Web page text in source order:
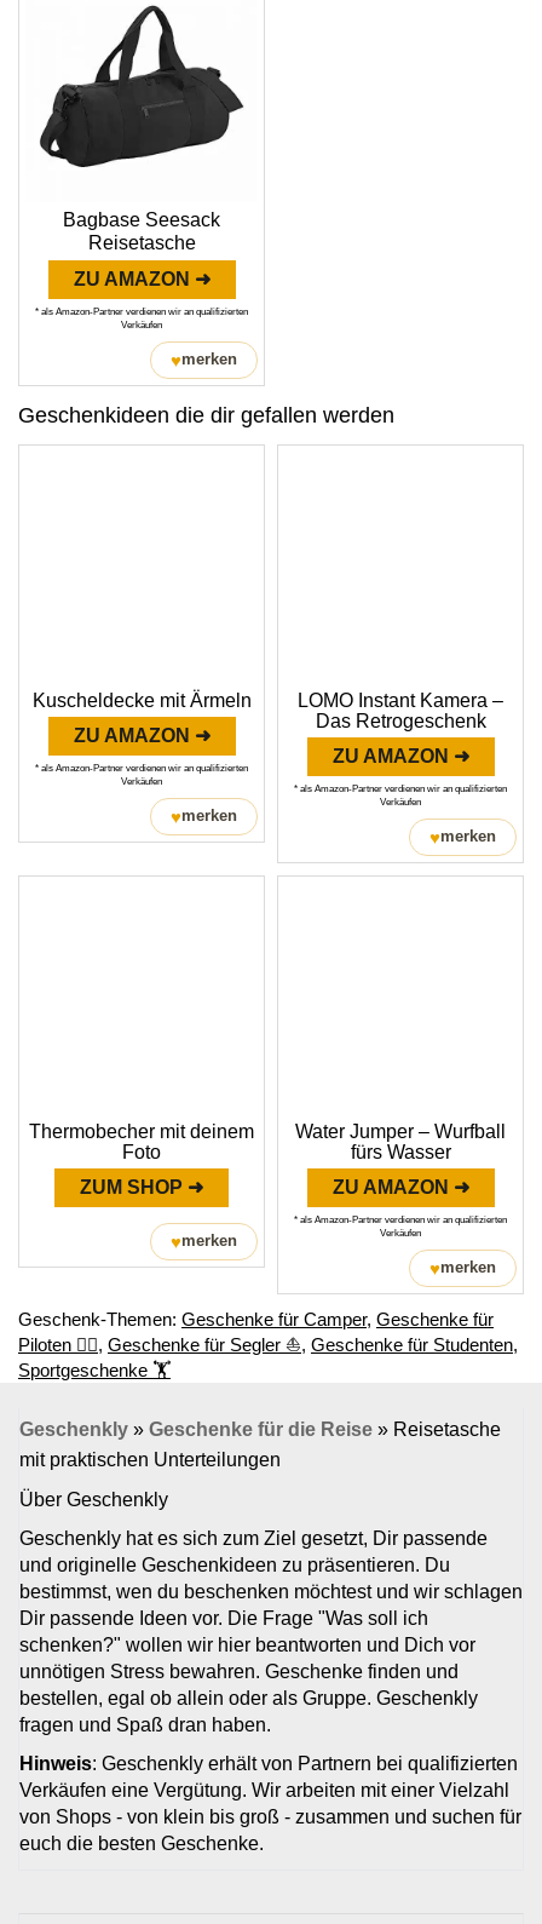
Bagbase Seesack
Reisetasche
ZU AMAZON ➜
* als Amazon-Partner verdienen wir an qualifizierten
Verkäufen
♥merken
Geschenkideen die dir gefallen werden
Kuscheldecke mit Ärmeln
ZU AMAZON ➜
* als Amazon-Partner verdienen wir an qualifizierten
Verkäufen
♥merken
LOMO Instant Kamera –
Das Retrogeschenk
ZU AMAZON ➜
* als Amazon-Partner verdienen wir an qualifizierten
Verkäufen
♥merken
Thermobecher mit deinem
Foto
ZUM SHOP ➜
♥merken
Water Jumper – Wurfball
fürs Wasser
ZU AMAZON ➜
* als Amazon-Partner verdienen wir an qualifizierten
Verkäufen
♥merken
Geschenk-Themen: Geschenke für Camper, Geschenke für
Piloten 👨‍✈️, Geschenke für Segler ⛵, Geschenke für Studenten,
Sportgeschenke ‭🏋
Geschenkly » Geschenke für die Reise » Reisetasche
mit praktischen Unterteilungen
Über Geschenkly
Geschenkly hat es sich zum Ziel gesetzt, Dir passende
und originelle Geschenkideen zu präsentieren. Du
bestimmst, wen du beschenken möchtest und wir schlagen
Dir passende Ideen vor. Die Frage "Was soll ich
schenken?" wollen wir hier beantworten und Dich vor
unnötigen Stress bewahren. Geschenke finden und
bestellen, egal ob allein oder als Gruppe. Geschenkly
fragen und Spaß dran haben.
Hinweis: Geschenkly erhält von Partnern bei qualifizierten
Verkäufen eine Vergütung. Wir arbeiten mit einer Vielzahl
von Shops - von klein bis groß - zusammen und suchen für
euch die besten Geschenke.